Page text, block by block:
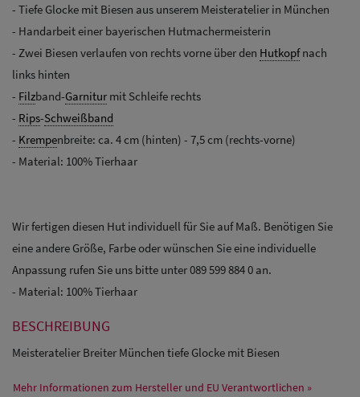
- Tiefe Glocke mit Biesen aus unserem Meisteratelier in München
- Handarbeit einer bayerischen Hutmachermeisterin
- Zwei Biesen verlaufen von rechts vorne über den Hutkopfnach
links hinten
- Filzband-Garnitur mit Schleife rechts
- Rips-Schweißband
- Krempenbreite: ca. 4 cm (hinten) - 7,5 cm (rechts-vorne)
- Material: 100% Tierhaar
Wir fertigen diesen Hut individuell für Sie auf Maß. Benötigen Sie
eine andere Größe, Farbe oder wünschen Sie eine individuelle
Anpassung rufen Sie uns bitte unter 089 599 884 0 an.
- Material: 100% Tierhaar
BESCHREIBUNG
Meisteratelier Breiter München tiefe Glocke mit Biesen
Mehr Informationen zum Hersteller und EU Verantwortlichen »